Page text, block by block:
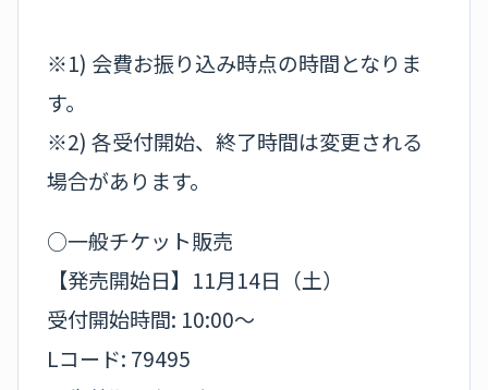
※1) 会費お振り込み時点の時間となりま
す。
※2) 各受付開始、終了時間は変更される
場合があります。
○一般チケット販売
【発売開始日】11月14日（土）
受付開始時間: 10:00～
Lコード: 79495